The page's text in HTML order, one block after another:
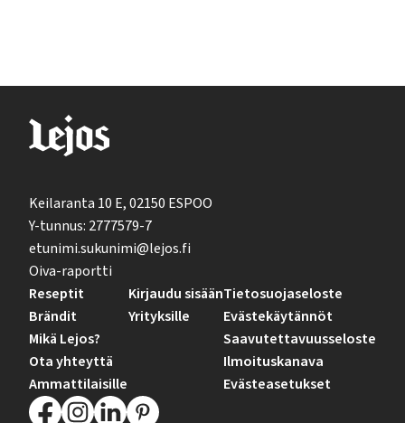
Keilaranta 10 E, 02150 ESPOO
Y-tunnus: 2777579-7
etunimi.sukunimi@lejos.fi
Oiva-raportti
Reseptit
Brändit
Mikä Lejos?
Ota yhteyttä
Ammattilaisille
Kirjaudu sisään
Yrityksille
Tietosuojaseloste
Evästekäytännöt
Saavutettavuusseloste
Ilmoituskanava
Evästeasetukset